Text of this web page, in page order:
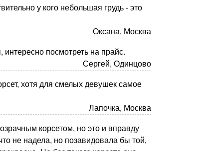
у кого небольшая грудь - это
Оксана, Москва
интересно посмотреть на прайс.
Сергей, Одинцово
хотя для смелых девушек самое
Лапочка, Москва
корсетом, но это и вправду
не надела, но позавидовала бы той,